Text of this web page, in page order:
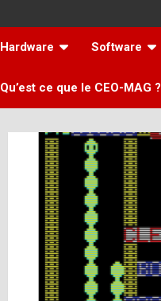
Hardware Software
Qu’est ce que le CEO-MAG ?